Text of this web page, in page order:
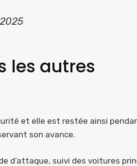
les autres
et elle est restée ainsi
son avance.
d’attaque, suivi des voitures